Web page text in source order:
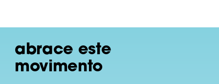
abrace este
movimento